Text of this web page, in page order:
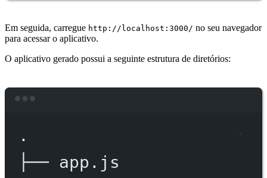
Em seguida, carregue http://localhost:3000/ no seu navegador
para acessar o aplicativo.
O aplicativo gerado possui a seguinte estrutura de diretórios:
.
├── app.js